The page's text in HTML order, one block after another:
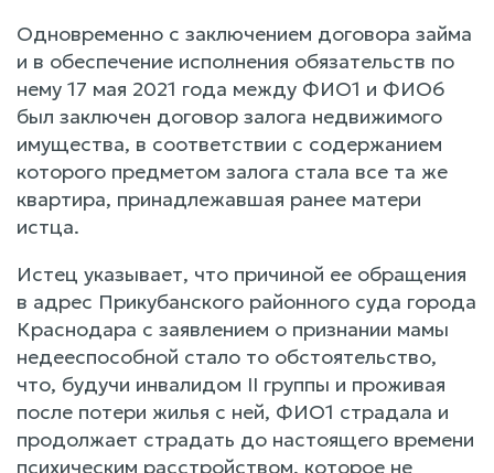
Одновременно с заключением договора займа
и в обеспечение исполнения обязательств по
нему 17 мая 2021 года между ФИО1 и ФИО6
был заключен договор залога недвижимого
имущества, в соответствии с содержанием
которого предметом залога стала все та же
квартира, принадлежавшая ранее матери
истца.
Истец указывает, что причиной ее обращения
в адрес Прикубанского районного суда города
Краснодара с заявлением о признании мамы
недееспособной стало то обстоятельство,
что, будучи инвалидом II группы и проживая
после потери жилья с ней, ФИО1 страдала и
продолжает страдать до настоящего времени
психическим расстройством, которое не